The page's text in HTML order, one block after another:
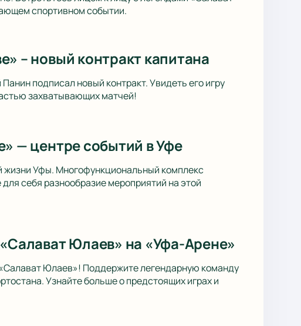
спортивном событии.
– новый контракт капитана
подписал новый контракт. Увидеть его игру
захватывающих матчей!
— центре событий в Уфе
жизни Уфы. Многофункциональный комплекс
себя разнообразие мероприятий на этой
Юлаев» на «Уфа-Арене»
Юлаев»! Поддержите легендарную команду
Узнайте больше о предстоящих играх и